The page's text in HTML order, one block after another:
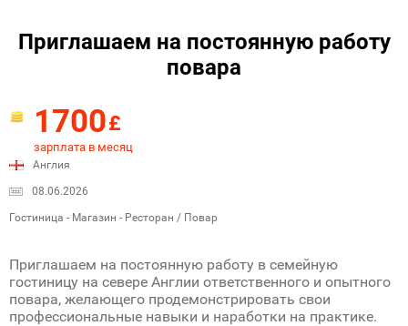
Приглашаем на постоянную работу
повара
1700£
зарплата в месяц
Англия
08.06.2026
Гостиница - Магазин - Ресторан / Повар
Приглашаем на постоянную работу в семейную
гостиницу на севере Англии ответственного и опытного
повара, желающего продемонстрировать свои
профессиональные навыки и наработки на практике.